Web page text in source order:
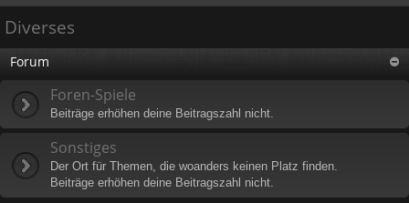
Diverses
Forum
Foren-Spiele
Beiträge erhöhen deine Beitragszahl nicht.
Sonstiges
Der Ort für Themen, die woanders keinen Platz finden.
Beiträge erhöhen deine Beitragszahl nicht.